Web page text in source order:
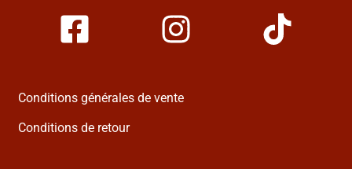
Conditions générales de vente
Conditions de retour